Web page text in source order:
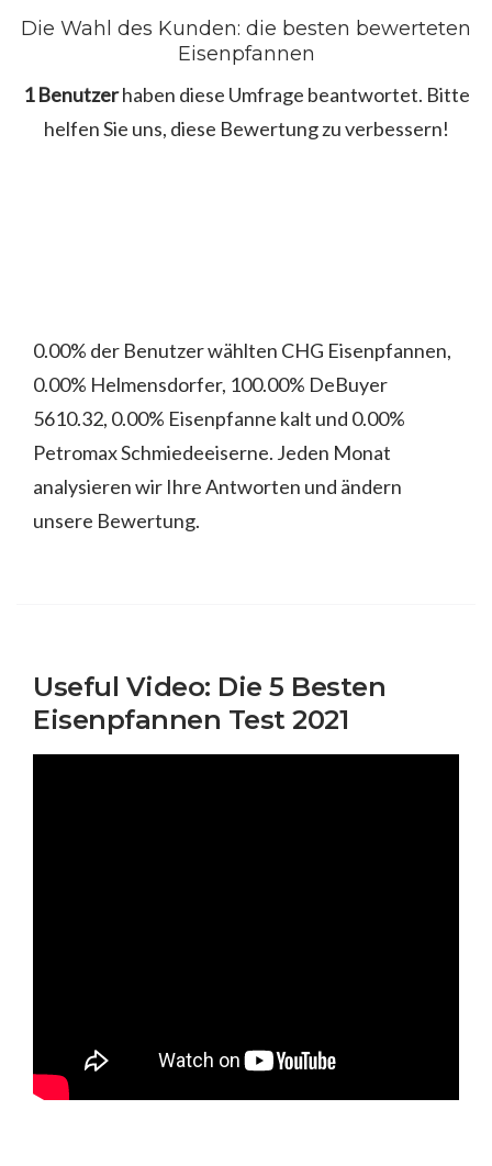
Die Wahl des Kunden: die besten bewerteten
Eisenpfannen
1 Benutzerhaben diese Umfrage beantwortet. Bitte
helfen Sie uns, diese Bewertung zu verbessern!
0.00% der Benutzer wählten CHG Eisenpfannen,
0.00% Helmensdorfer, 100.00% DeBuyer
5610.32, 0.00% Eisenpfanne kalt und 0.00%
Petromax Schmiedeeiserne. Jeden Monat
analysieren wir Ihre Antworten und ändern
unsere Bewertung.
Useful Video: Die 5 Besten
Eisenpfannen Test 2021